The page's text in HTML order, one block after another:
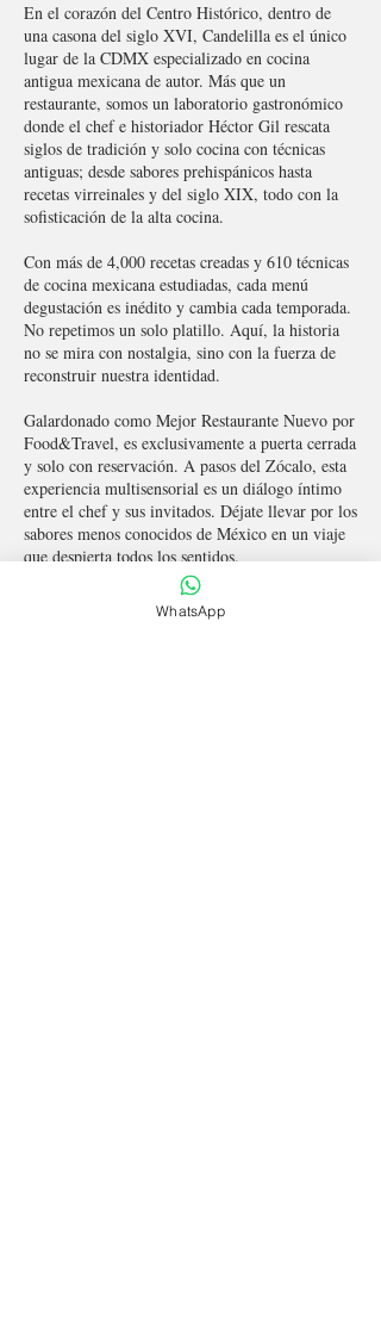
En el corazón del Centro Histórico, dentro de
una casona del siglo XVI, Candelilla es el único
lugar de la CDMX especializado en cocina
antigua mexicana de autor. Más que un
restaurante, somos un laboratorio gastronómico
donde el chef e historiador Héctor Gil rescata
siglos de tradición y solo cocina con técnicas
antiguas; desde sabores prehispánicos hasta
recetas virreinales y del siglo XIX, todo con la
sofisticación de la alta cocina.
Con más de 4,000 recetas creadas y 610 técnicas
de cocina mexicana estudiadas, cada menú
degustación es inédito y cambia cada temporada.
No repetimos un solo platillo. Aquí, la historia
no se mira con nostalgia, sino con la fuerza de
reconstruir nuestra identidad.
Galardonado como Mejor Restaurante Nuevo por
Food&Travel, es exclusivamente a puerta cerrada
y solo con reservación. A pasos del Zócalo, esta
experiencia multisensorial es un diálogo íntimo
entre el chef y sus invitados. Déjate llevar por los
sabores menos conocidos de México en un viaje
que despierta todos los sentidos.
El concepto funciona solo bajo reservación, es
por menú degustación desde 3 tiempos hasta 7
WhatsApp